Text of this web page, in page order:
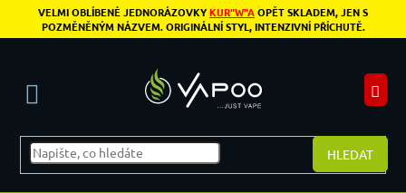
Přejít na obsah
VELMI OBLÍBENÉ JEDNORÁZOVKYKUR"W"AOPĚT SKLADEM, JEN S
POZMĚNĚNÝM NÁZVEM. ORIGINÁLNÍ STYL, INTENZIVNÍ PŘÍCHUTĚ.
HLEDAT